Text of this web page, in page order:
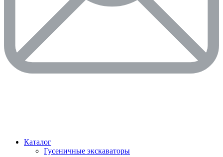
Каталог
Гусеничные экскаваторы